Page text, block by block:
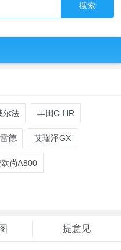
搜索
尔法 丰田C-HR
德 艾瑞泽GX
尚A800
提意见